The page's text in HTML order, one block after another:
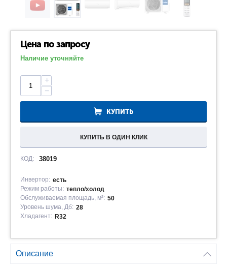
Цена по запросу
Наличие уточняйте
+
−
КУПИТЬ
КУПИТЬ В ОДИН КЛИК
КОД: 38019
Инвертор: есть
Режим работы: тепло/холод
Обслуживаемая площадь, м²: 50
Уровень шума, Дб: 28
Хладагент: R32
Описание